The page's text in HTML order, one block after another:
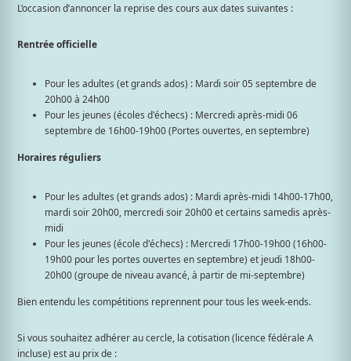
L’occasion d’annoncer la reprise des cours aux dates suivantes :
Rentrée officielle
Pour les adultes (et grands ados) : Mardi soir 05 septembre de
20h00 à 24h00
Pour les jeunes (écoles d'échecs) : Mercredi après-midi 06
septembre de 16h00-19h00 (Portes ouvertes, en septembre)
Horaires réguliers
Pour les adultes (et grands ados) : Mardi après-midi 14h00-17h00,
mardi soir 20h00, mercredi soir 20h00 et certains samedis après-
midi
Pour les jeunes (école d'échecs) : Mercredi 17h00-19h00 (16h00-
19h00 pour les portes ouvertes en septembre) et jeudi 18h00-
20h00 (groupe de niveau avancé, à partir de mi-septembre)
Bien entendu les compétitions reprennent pour tous les week-ends.
Si vous souhaitez adhérer au cercle, la cotisation (licence fédérale A
incluse) est au prix de :